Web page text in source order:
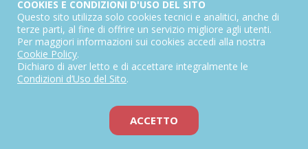
Condizioni generali di abbonamento
Informativa sul diritto di recesso
Dichiarazione di accessibilità
COOKIES E CONDIZIONI D'USO DEL SITO
Questo sito utilizza solo cookies tecnici e analitici, anche di
terze parti, al fine di offrire un servizio migliore agli utenti.
Per maggiori informazioni sui cookies accedi alla nostra
Cookie Policy.
Dichiaro di aver letto e di accettare integralmente le
Condizioni d’Uso del Sito.
ACCETTO